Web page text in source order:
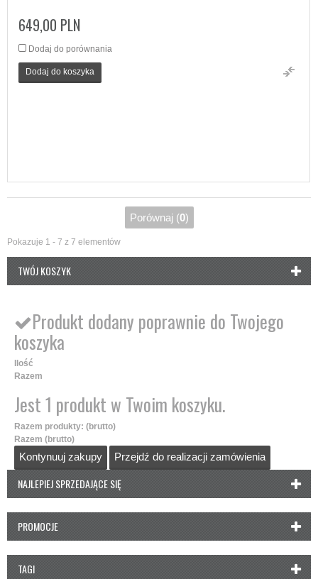
649,00 PLN
Dodaj do porównania
Dodaj do koszyka
Porównaj (0)
Pokazuje 1 - 7 z 7 elementów
TWÓJ KOSZYK
Produkt dodany poprawnie do Twojego
koszyka
Ilość
Razem
Jest 1 produkt w Twoim koszyku.
Razem produkty: (brutto)
Razem (brutto)
Kontynuuj zakupy Przejdź do realizacji zamówienia
NAJLEPIEJ SPRZEDAJĄCE SIĘ
PROMOCJE
TAGI